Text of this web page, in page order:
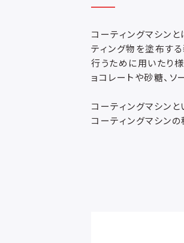
コーティングマシン
ティング物を塗布す
行うために用いたり
ョコレートや砂糖、ソ
コーティングマシン
コーティングマシンの